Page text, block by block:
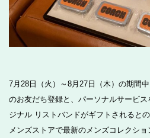
7月28日（火）～8月27日（木）の期間
のお友だち登録と、パーソナルサービ
ジナル リストバンドがギフトされると
メンズストアで最新のメンズコレクショ